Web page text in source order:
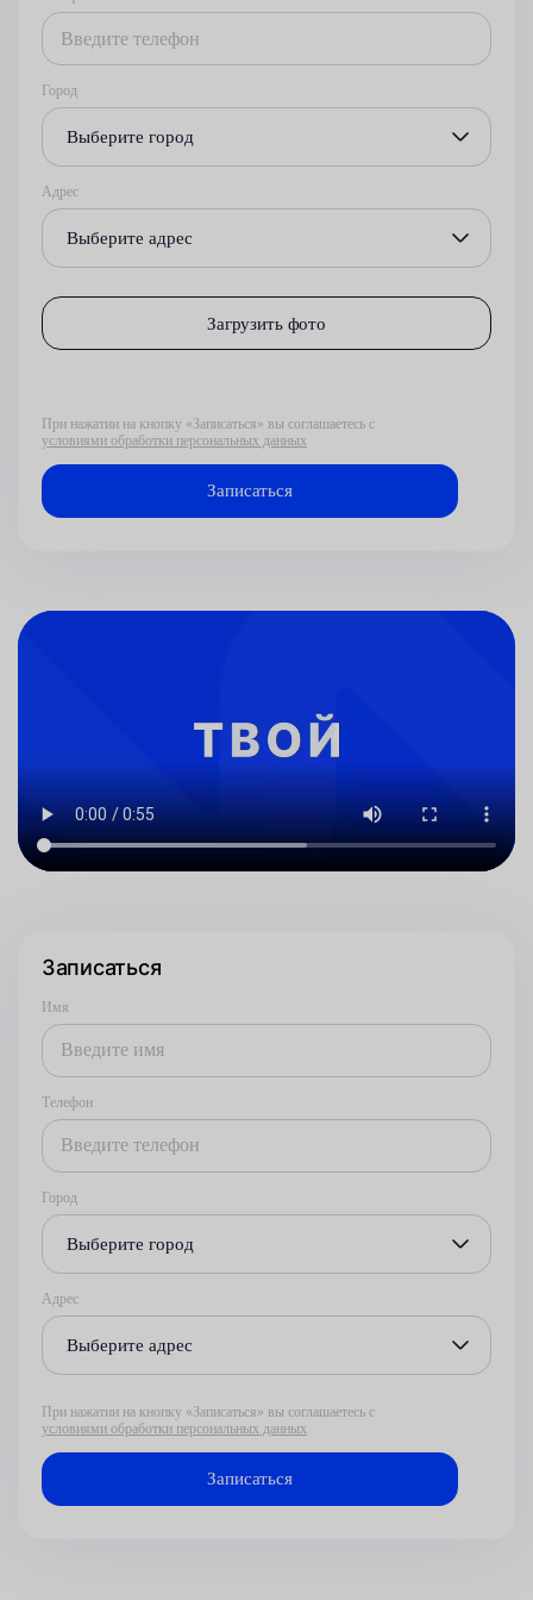
Город
Выберите город
Адрес
Выберите адрес
Загрузить фото
При нажатии на кнопку «Записаться» вы соглашаетесь с
условиями обработки персональных данных
Записаться
Имя
Телефон
Город
Выберите город
Адрес
Выберите адрес
При нажатии на кнопку «Записаться» вы соглашаетесь с
условиями обработки персональных данных